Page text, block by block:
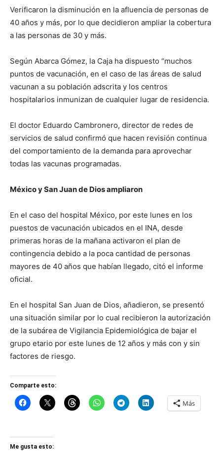
Verificaron la disminución en la afluencia de personas de
40 años y más, por lo que decidieron ampliar la cobertura
a las personas de 30 y más.
Según Abarca Gómez, la Caja ha dispuesto “muchos
puntos de vacunación, en el caso de las áreas de salud
vacunan a su población adscrita y los centros
hospitalarios inmunizan de cualquier lugar de residencia.
El doctor Eduardo Cambronero, director de redes de
servicios de salud confirmó que hacen revisión continua
del comportamiento de la demanda para aprovechar
todas las vacunas programadas.
México y San Juan de Dios ampliaron
En el caso del hospital México, por este lunes en los
puestos de vacunación ubicados en el INA, desde
primeras horas de la mañana activaron el plan de
contingencia debido a la poca cantidad de personas
mayores de 40 años que habían llegado, citó el informe
oficial.
En el hospital San Juan de Dios, añadieron, se presentó
una situación similar por lo cual recibieron la autorización
de la subárea de Vigilancia Epidemiológica de bajar el
grupo etario por este lunes de 12 años y más con y sin
factores de riesgo.
Comparte esto:
Más
Me gusta esto: